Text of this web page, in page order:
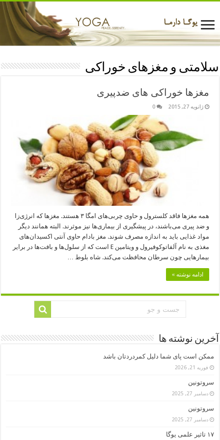
سلامتی و مغزهای خوراکی
مغزها خوراکی های ضدپیری
ژانویه 27, 2015 0
همه مغزها فاقد کلسترول و حاوی چربی‌های امگا ۳ هستند. مغزها که انرژی‌زا
و ضد پیری می‌باشند، در پیشگیری از بیماری‌ها نیز موثرند. البته همانند دیگر
مواد غذایی باید به اندازه مصرف شوند. مغز بادام حاوی آنتی اکسیدان‌های
مغذی به نام آلفاتوکوفیرول و ویتامین E است که از سلول‌ها و بافت‌ها در برایر
بیمارهایی چون سرطان محافظت می‌کند. شاه بلوط …
ادامه نوشته »
آخرین نوشته ها
ممکن است پای شما دلیل کمردردتان باشد
فوریه 21, 2026
سروتونین
دسامبر 27, 2025
سروتونین
دسامبر 27, 2025
۱۷ تاثیر علمی یوگا